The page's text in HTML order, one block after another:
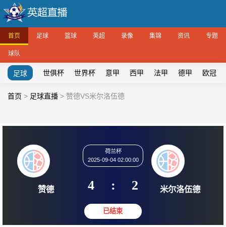
首页 足球 篮球 英超 录像 集锦 资讯 专题
球队
足球 世俱杯 世界杯 意甲 西甲 法甲 德甲 欧冠
首页 > 足球直播 > 赞德VS米尔洛伍德
荷兰杯
2025-09-04 02:00:00